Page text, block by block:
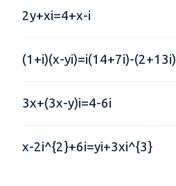
2y+xi=4+x-i
(1+i)(x-yi)=i(14+7i)-(2+13i)
3x+(3x-y)i=4-6i
x-2i^{2}+6i=yi+3xi^{3}